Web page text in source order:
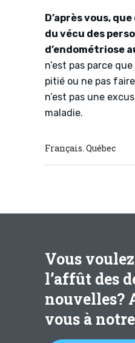
D’après vous,
du vécu des
d’endométriose
n’est pas parce
pitié ou ne pas
n’est pas une
maladie.
Français,Québec
Vous
l’affût des
nouvelles?
vous à